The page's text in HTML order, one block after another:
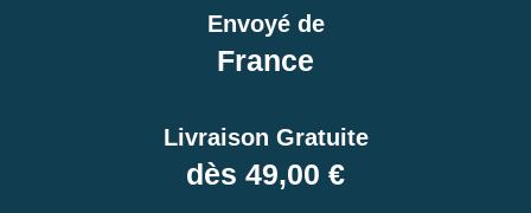
9,90 €
minéral
27,90 €
Envoyé de
France
Livraison Gratuite
dès 49,00 €